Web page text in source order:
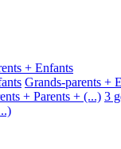
+ Enfants
Grands-parents +
+ Parents + (...) 3